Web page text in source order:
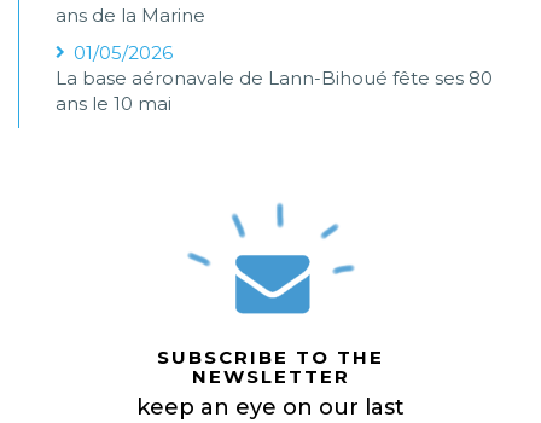
ans de la Marine
01/05/2026
La base aéronavale de Lann-Bihoué fête ses 80
ans le 10 mai
SUBSCRIBE TO THE
NEWSLETTER
keep an eye on our last